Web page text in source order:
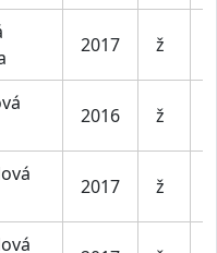
2017 ž
2016 ž
2017 ž